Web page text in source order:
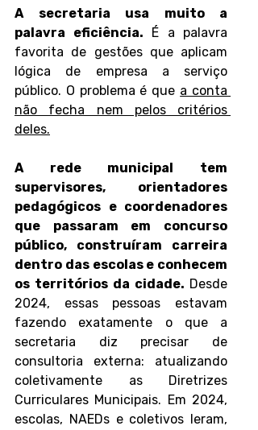
A secretaria usa muito a
palavra eficiência. É a palavra
favorita de gestões que aplicam
lógica de empresa a serviço
público. O problema é que a conta
não fecha nem pelos critérios
deles.
A rede municipal tem
supervisores, orientadores
pedagógicos e coordenadores
que passaram em concurso
público, construíram carreira
dentro das escolas e conhecem
os territórios da cidade. Desde
2024, essas pessoas estavam
fazendo exatamente o que a
secretaria diz precisar de
consultoria externa: atualizando
coletivamente as Diretrizes
Curriculares Municipais. Em 2024,
escolas, NAEDs e coletivos leram,